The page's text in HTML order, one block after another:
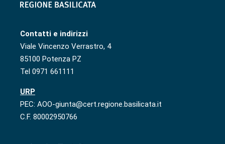
Contatti e indirizzi
Viale Vincenzo Verrastro, 4
85100 Potenza PZ
Tel 0971 661111
URP
PEC: AOO-giunta@cert.regione.basilicata.it
C.F. 80002950766